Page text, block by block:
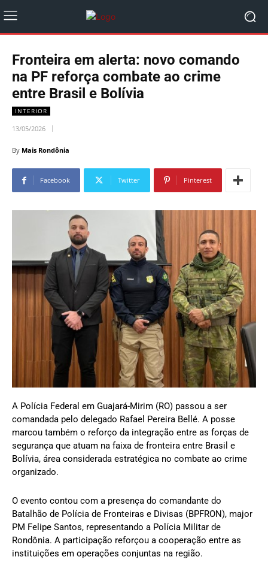
Fronteira em alerta: novo comando
na PF reforça combate ao crime
entre Brasil e Bolívia
INTERIOR
13/05/2026
By Mais Rondônia
Facebook Twitter Pinterest
A Polícia Federal em Guajará-Mirim (RO) passou a ser
comandada pelo delegado Rafael Pereira Bellé. A posse
marcou também o reforço da integração entre as forças de
segurança que atuam na faixa de fronteira entre Brasil e
Bolívia, área considerada estratégica no combate ao crime
organizado.
O evento contou com a presença do comandante do
Batalhão de Polícia de Fronteiras e Divisas (BPFRON), major
PM Felipe Santos, representando a Polícia Militar de
Rondônia. A participação reforçou a cooperação entre as
instituições em operações conjuntas na região.